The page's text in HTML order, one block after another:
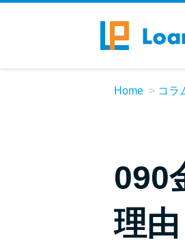
Home コラ
090
理